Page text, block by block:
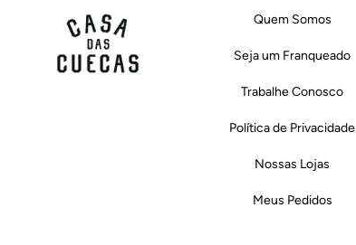
Quem Somos
Seja um Franqueado
Trabalhe Conosco
Política de Privacidade
Nossas Lojas
Meus Pedidos